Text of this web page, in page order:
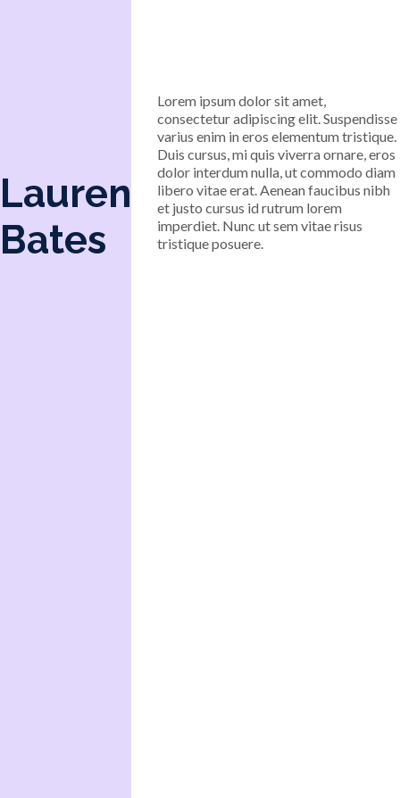
Lauren
Bates
Lorem ipsum dolor sit amet,
consectetur adipiscing elit. Suspendisse
varius enim in eros elementum tristique.
Duis cursus, mi quis viverra ornare, eros
dolor interdum nulla, ut commodo diam
libero vitae erat. Aenean faucibus nibh
et justo cursus id rutrum lorem
imperdiet. Nunc ut sem vitae risus
tristique posuere.